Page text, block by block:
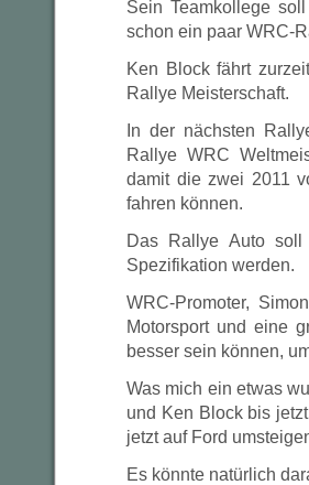
Sein Teamkollege
schon ein paar WRC-
Ken Block fährt
Rallye Meisterschaft.
In der nächsten
Rallye WRC
damit die zwei 2011
fahren können.
Das Rallye Auto
Spezifikation werden.
WRC-Promoter,
Motorsport und eine
besser sein können,
Was mich ein etwas
und Ken Block bis
jetzt auf Ford
Es könnte natürlich